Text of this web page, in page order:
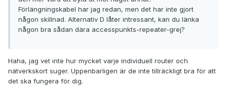
Förlängningskabel har jag redan, men det har inte gjort
någon skillnad. Alternativ D låter intressant, kan du länka
någon bra sådan dära accesspunkts-repeater-grej?
Haha, jag vet inte hur mycket varje individuell router och
nätverkskort suger. Uppenbarligen är de inte tillräckligt bra för att
det ska fungera för dig.